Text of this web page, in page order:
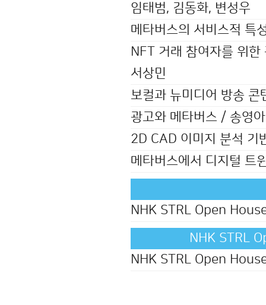
임태범, 김동화, 변성우
메타버스의 서비스적 특
NFT 거래 참여자를 위
서상민
보컬과 뉴미디어 방송
광고와 메타버스 / 송영아
2D CAD 이미지 분석 기
메타버스에서 디지털 트
NHK STRL Open
NHK STRL
NHK STRL Open